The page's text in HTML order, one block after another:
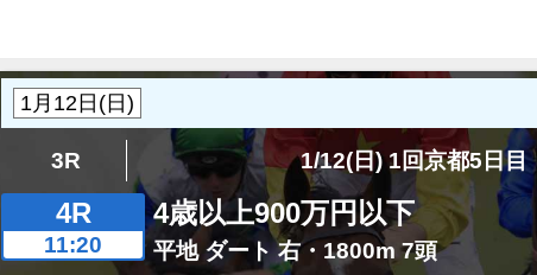
3R 1/12(日) 1回京都5日目
4R
11:20
4歳以上900万円以下
平地 ダート 右・1800m 7頭